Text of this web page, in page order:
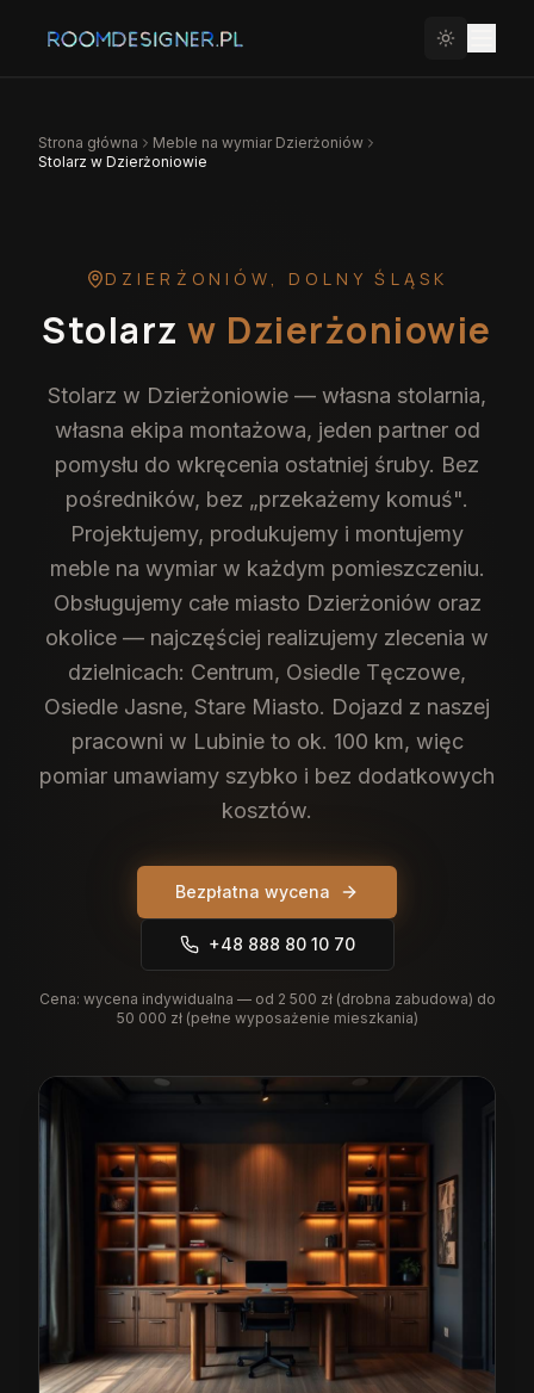
Strona główna Meble na wymiar Dzierżoniów
Stolarz w Dzierżoniowie
DZIERŻONIÓW , DOLNY ŚLĄSK
Stolarz w Dzierżoniowie
Stolarz w Dzierżoniowie — własna stolarnia,
własna ekipa montażowa, jeden partner od
pomysłu do wkręcenia ostatniej śruby. Bez
pośredników, bez „przekażemy komuś".
Projektujemy, produkujemy i montujemy
meble na wymiar w każdym pomieszczeniu.
Obsługujemy całe miasto Dzierżoniów oraz
okolice — najczęściej realizujemy zlecenia w
dzielnicach: Centrum, Osiedle Tęczowe,
Osiedle Jasne, Stare Miasto. Dojazd z naszej
pracowni w Lubinie to ok. 100 km, więc
pomiar umawiamy szybko i bez dodatkowych
kosztów.
Bezpłatna wycena
+48 888 80 10 70
Cena: wycena indywidualna — od 2 500 zł (drobna zabudowa) do
50 000 zł (pełne wyposażenie mieszkania)